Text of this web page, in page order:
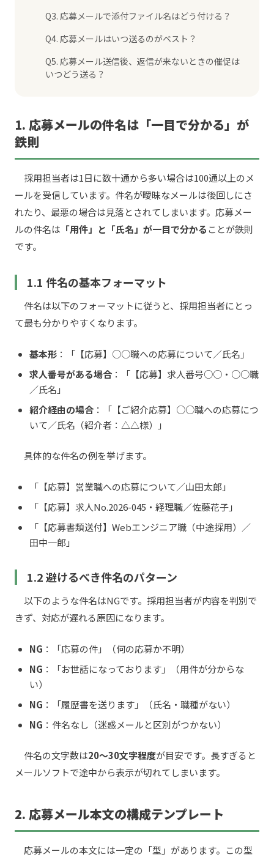
Q3. 応募メールで添付ファイル名はどう付ける？
Q4. 応募メールはいつ送るのがベスト？
Q5. 応募メール送信後、返信が来ないときの催促は
いつどう送る？
1. 応募メールの件名は「一目で分かる」が
鉄則
採用担当者は1日に数十通から多い場合は100通以上のメ
ールを受信しています。件名が曖昧なメールは後回しにさ
れたり、最悪の場合は見落とされてしまいます。応募メー
ルの件名は 「用件」と「氏名」が一目で分かることが鉄則
です。
1.1 件名の基本フォーマット
件名は以下のフォーマットに従うと、採用担当者にとっ
て最も分かりやすくなります。
基本形 ：「【応募】○○職への応募について／氏名」
求人番号がある場合 ：「【応募】求人番号○○・○○職
／氏名」
紹介経由の場合 ：「【ご紹介応募】○○職への応募につ
いて／氏名（紹介者：△△様）」
具体的な件名の例を挙げます。
「【応募】営業職への応募について／山田太郎」
「【応募】求人No.2026-045・経理職／佐藤花子」
「【応募書類送付】Webエンジニア職（中途採用）／
田中一郎」
1.2 避けるべき件名のパターン
以下のような件名はNGです。採用担当者が内容を判別で
きず、対応が遅れる原因になります。
NG ：「応募の件」（何の応募か不明）
NG ：「お世話になっております」（用件が分からな
い）
NG ：「履歴書を送ります」（氏名・職種がない）
NG ：件名なし（迷惑メールと区別がつかない）
件名の文字数は20〜30文字程度が目安です。長すぎると
メールソフトで途中から表示が切れてしまいます。
2. 応募メール本文の構成テンプレート
応募メールの本文には一定の「型」があります。この型